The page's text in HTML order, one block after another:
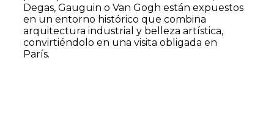
Degas, Gauguin o Van Gogh están expuestos
en un entorno histórico que combina
arquitectura industrial y belleza artística,
convirtiéndolo en una visita obligada en
París.